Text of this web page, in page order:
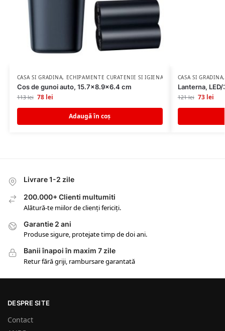
CASA SI GRADINA, ECHIPAMENTE CURATENIE SI IGIENA
Cos de gunoi auto, 15.7×8.9×6.4 cm
113lei 78 lei
Adaugă în coș
CASA SI GRADINA
Lanterna,
121lei 73 lei
Livrare 1-2 zile
200.000+ Clienti multumiti
Alătură-te miilor de clienți fericiți.
Garantie 2 ani
Produse sigure, protejate timp de doi ani.
Banii înapoi în maxim 7 zile
Retur fără griji, rambursare garantată
DESPRE SITE
Contact